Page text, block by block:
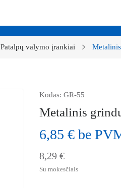
Patalpų valymo įrankiai
Kodas: GR-55
Metalinis
6,85 € be
8,29 €
Su mokesčiais